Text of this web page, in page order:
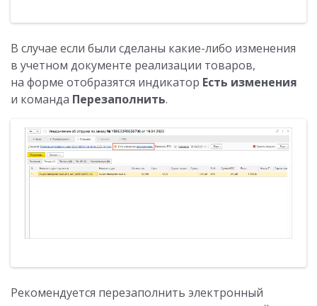
В случае если были сделаны какие-либо изменения
в учетном документе реализации товаров,
на форме отобразятся индикатор Есть изменения
и команда Перезаполнить.
Рекомендуется перезаполнить электронный